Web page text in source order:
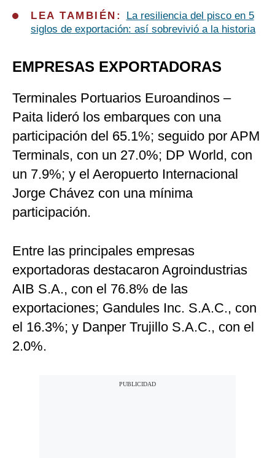
LEA TAMBIÉN:
La resiliencia del pisco en 5
siglos de exportación: así sobrevivió a la historia
EMPRESAS EXPORTADORAS
Terminales Portuarios Euroandinos –
Paita lideró los embarques con una
participación del 65.1%; seguido por APM
Terminals, con un 27.0%; DP World, con
un 7.9%; y el Aeropuerto Internacional
Jorge Chávez con una mínima
participación.
Entre las principales empresas
exportadoras destacaron Agroindustrias
AIB S.A., con el 76.8% de las
exportaciones; Gandules Inc. S.A.C., con
el 16.3%; y Danper Trujillo S.A.C., con el
2.0%.